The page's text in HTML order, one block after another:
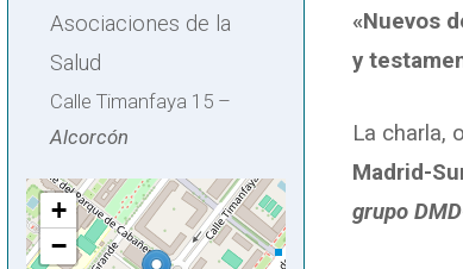
Asociaciones de la
Salud
Calle Timanfaya 15 –
Alcorcón
+
−
«Nuevos
y
La charla,
Madrid-
grupo